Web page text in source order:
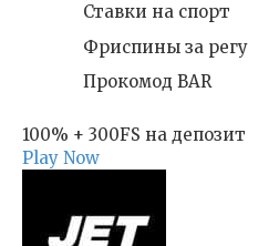
Ставки на спорт
Фриспины за регу
Прокомод BAR
100% + 300FS на депозит
Play Now